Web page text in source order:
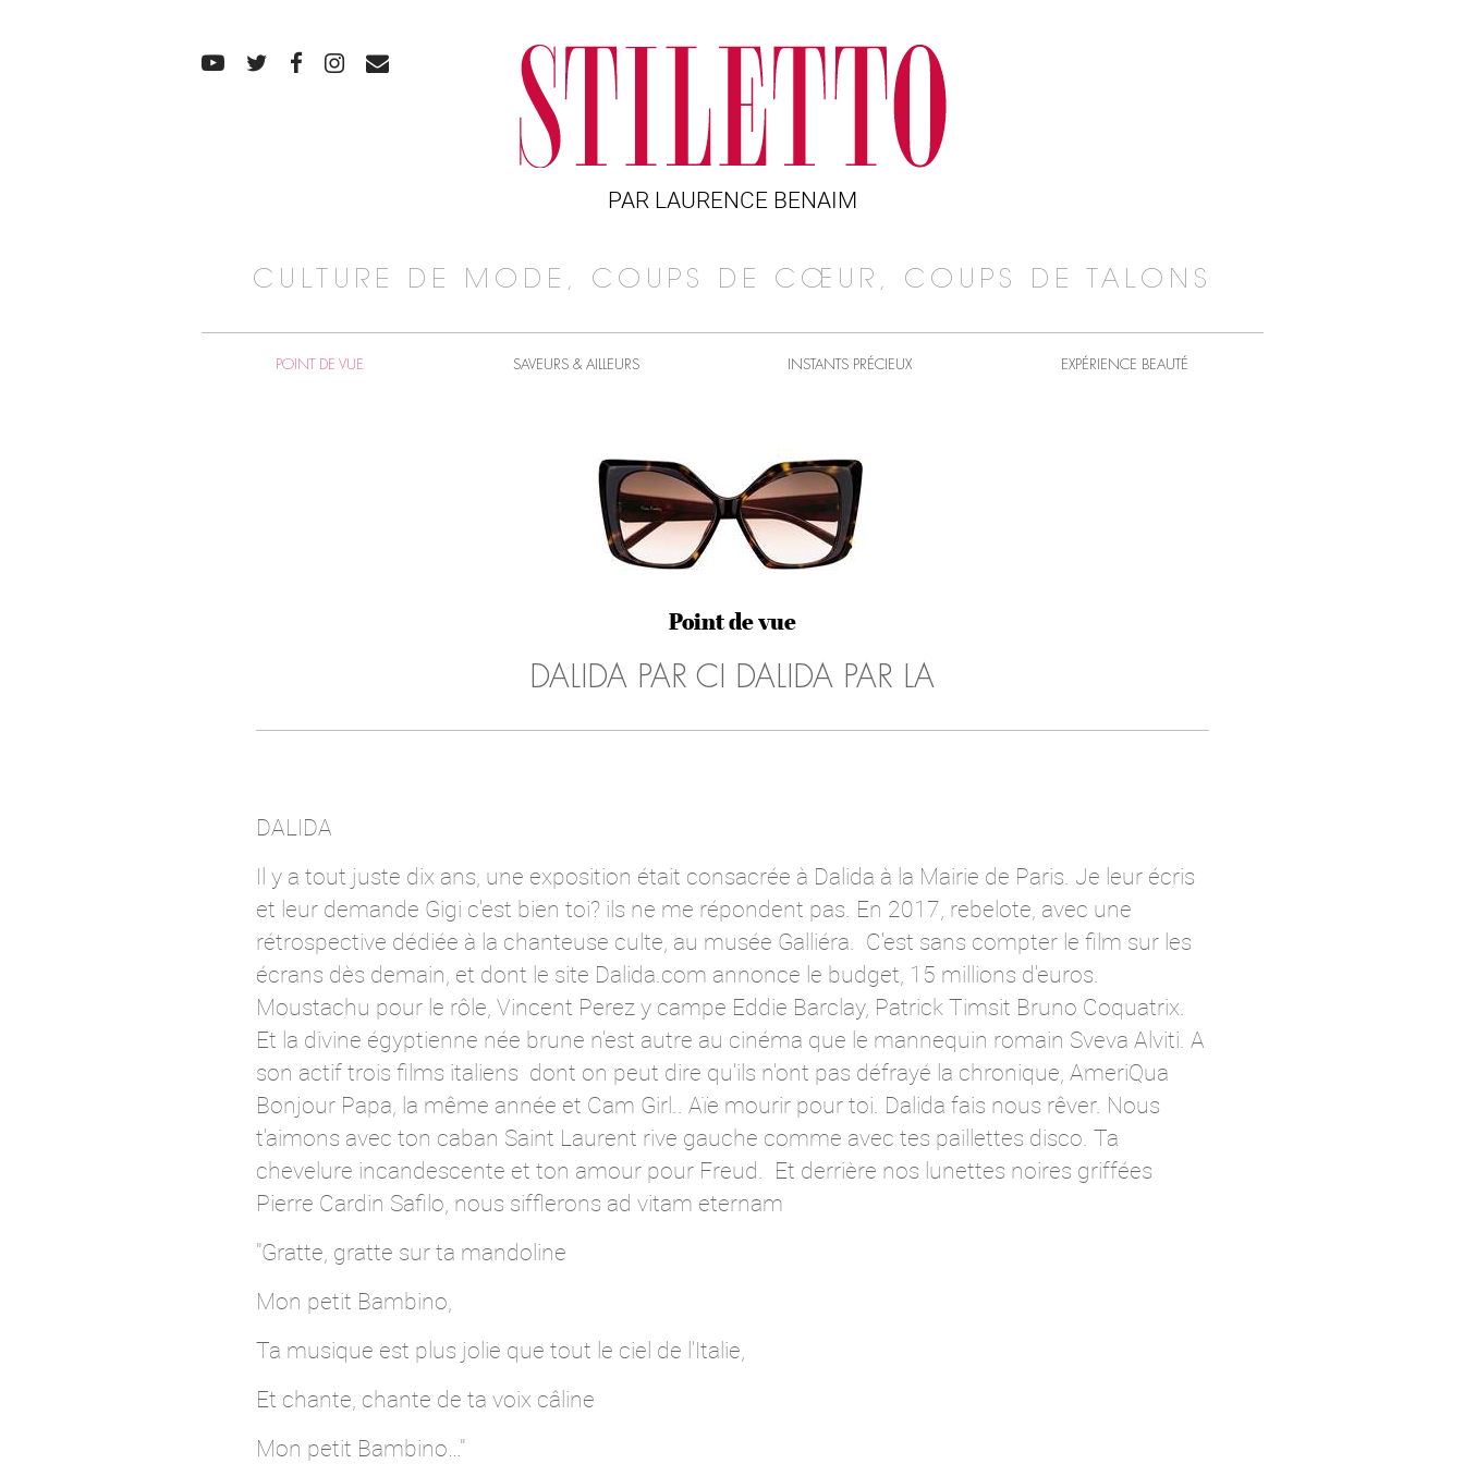
PAR LAURENCE BENAIM
CULTURE DE MODE, COUPS DE CŒUR, COUPS DE TALONS
POINT DE VUE SAVEURS & AILLEURS INSTANTS PRÉCIEUX EXPÉRIENCE BEAUTÉ
Point de vue
DALIDA PAR CI DALIDA PAR LA
DALIDA
Il y a tout juste dix ans, une exposition était consacrée à Dalida à la Mairie de Paris. Je leur écris
et leur demande Gigi c'est bien toi? ils ne me répondent pas. En 2017, rebelote, avec une
rétrospective dédiée à la chanteuse culte, au musée Galliéra. C'est sans compter le film sur les
écrans dès demain, et dont le site Dalida.com annonce le budget, 15 millions d'euros.
Moustachu pour le rôle, Vincent Perez y campe Eddie Barclay, Patrick Timsit Bruno Coquatrix.
Et la divine égyptienne née brune n'est autre au cinéma que le mannequin romain Sveva Alviti. A
son actif trois films italiens dont on peut dire qu'ils n'ont pas défrayé la chronique, AmeriQua
Bonjour Papa, la même année et Cam Girl.. Aïe mourir pour toi. Dalida fais nous rêver. Nous
t'aimons avec ton caban Saint Laurent rive gauche comme avec tes paillettes disco. Ta
chevelure incandescente et ton amour pour Freud. Et derrière nos lunettes noires griffées
Pierre Cardin Safilo, nous sifflerons ad vitam eternam
"Gratte, gratte sur ta mandoline
Mon petit Bambino,
Ta musique est plus jolie que tout le ciel de l'Italie,
Et chante, chante de ta voix câline
Mon petit Bambino…"